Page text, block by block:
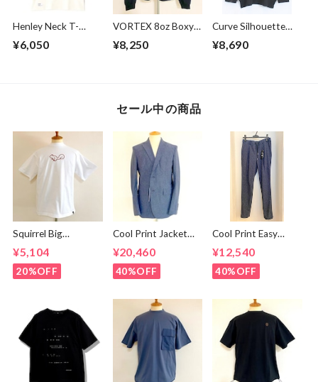
Henley Neck T-
shirts Off White
¥6,050
VORTEX 8oz Boxy
Cropped L/S Tee
with with Glasses
¥8,250
Curve Silhouette
Cut & Sewn Black
¥8,690
セール中の商品
Squirrel Big
shirts White /
Brown
¥5,104
20%OFF
Cool Print Jacket
¥20,460
40%OFF
Cool Print Easy
¥12,540
40%OFF